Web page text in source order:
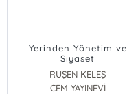
Yerinden Yönetim ve
Siyaset
RUŞEN KELEŞ
CEM YAYINEVİ